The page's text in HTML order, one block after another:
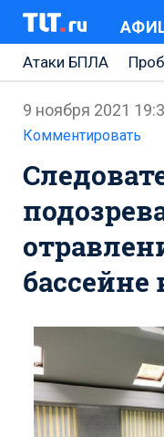
Атаки БПЛА
АВТОВАЗ
Ремонт
Ремонт Обводного
Набережная
Неделя Тольятти
9 ноября 2021
Комментировать
бассейне